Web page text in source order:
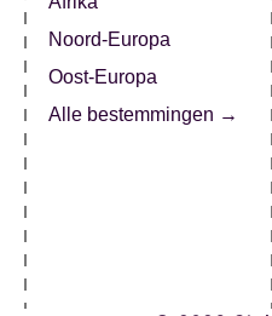
Noord-Europa
Oost-Europa
Alle bestemmingen →